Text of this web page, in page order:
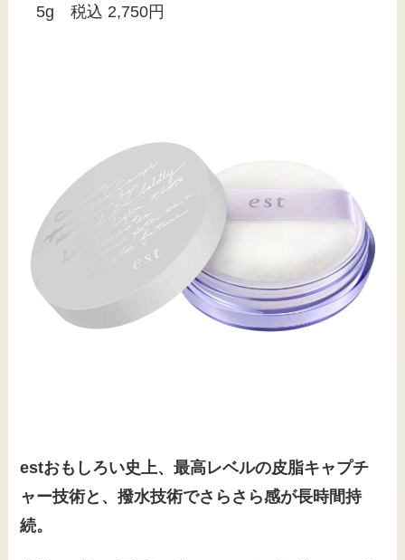
5g 税込 2,750円
estおもしろい史上、最高レベルの皮脂キャプチ
ャー技術と、撥水技術でさらさら感が長時間持
続。